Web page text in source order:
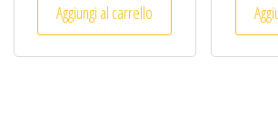
Aggiungi al carrello